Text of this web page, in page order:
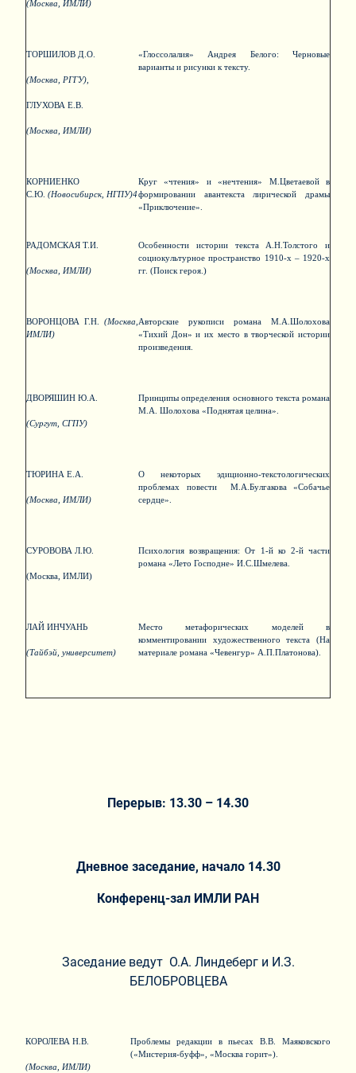
(Москва, ИМЛИ)
ТОРШИЛОВ Д.О.
(Москва, РГГУ),
ГЛУХОВА Е.В.
(Москва, ИМЛИ)
«Глоссолалия» Андрея Белого: Черновые
варианты и рисунки к тексту.
КОРНИЕНКО
С.Ю. (Новосибирск, НГПУ)4
Круг «чтения» и «нечтения» М.Цветаевой в
формировании авантекста лирической драмы
«Приключение».
РАДОМСКАЯ Т.И.
(Москва, ИМЛИ)
Особенности истории текста А.Н.Толстого и
социокультурное пространство 1910-х – 1920-х
гг. (Поиск героя.)
ВОРОНЦОВА Г.Н. (Москва,
ИМЛИ)
Авторские рукописи романа М.А.Шолохова
«Тихий Дон» и их место в творческой истории
произведения.
ДВОРЯШИН Ю.А.
(Сургут, СГПУ)
Принципы определения основного текста романа
М.А. Шолохова «Поднятая целина».
ТЮРИНА Е.А.
(Москва, ИМЛИ)
О некоторых эдиционно-текстологических
проблемах повести М.А.Булгакова «Собачье
сердце».
СУРОВОВА Л.Ю.
(Москва, ИМЛИ)
Психология возвращения: От 1-й ко 2-й части
романа «Лето Господне» И.С.Шмелева.
ЛАЙ ИНЧУАНЬ
(Тайбэй, университет)
Место метафорических моделей в
комментировании художественного текста (На
материале романа «Чевенгур» А.П.Платонова).
Перерыв: 13.30 – 14.30
Дневное заседание, начало 14.30
Конференц-зал ИМЛИ РАН
Заседание ведут О.А. Линдеберг и И.З.
БЕЛОБРОВЦЕВА
КОРОЛЕВА Н.В.
(Москва, ИМЛИ)
Проблемы редакции в пьесах В.В. Маяковского
(«Мистерия-буфф», «Москва горит»).